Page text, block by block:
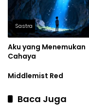
Sastra
Aku yang Menemukan
Cahaya
Middlemist Red
Baca Juga